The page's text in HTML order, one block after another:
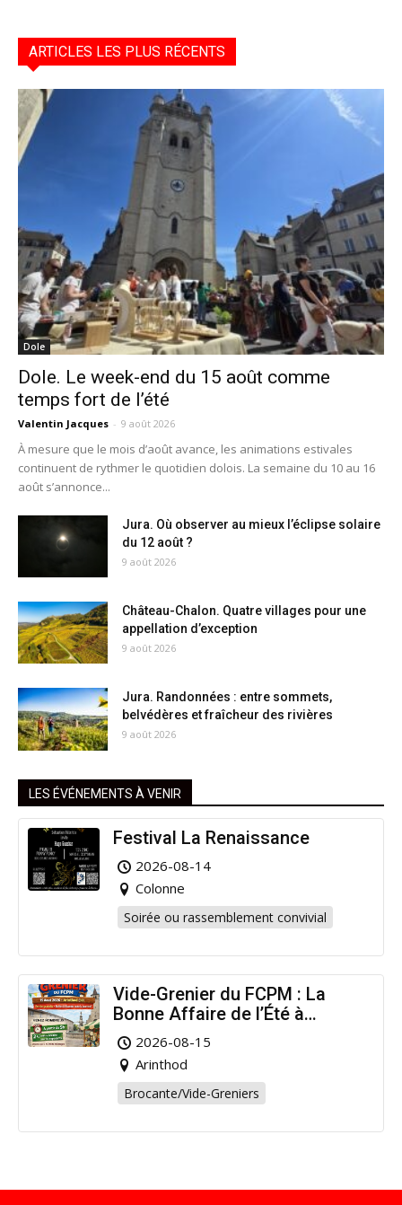
ARTICLES LES PLUS RÉCENTS
Dole
Dole. Le week-end du 15 août comme
temps fort de l’été
Valentin Jacques - 9 août 2026
À mesure que le mois d’août avance, les animations estivales
continuent de rythmer le quotidien dolois. La semaine du 10 au 16
août s’annonce...
Jura. Où observer au mieux l’éclipse solaire
du 12 août ?
9 août 2026
Château-Chalon. Quatre villages pour une
appellation d’exception
9 août 2026
Jura. Randonnées : entre sommets,
belvédères et fraîcheur des rivières
9 août 2026
LES ÉVÉNEMENTS À VENIR
Festival La Renaissance
2026-08-14
Colonne
Soirée ou rassemblement convivial
Vide-Grenier du FCPM : La
Bonne Affaire de l’Été à
Arinthod !
2026-08-15
Arinthod
Brocante/Vide-Greniers